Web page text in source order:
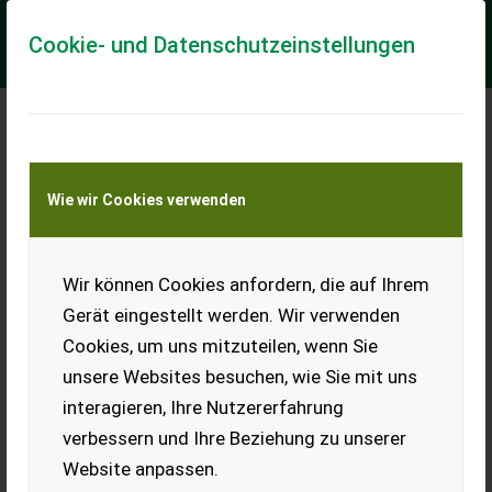
Cookie- und Datenschutzeinstellungen
Wie wir Cookies verwenden
Wir können Cookies anfordern, die auf Ihrem
Gerät eingestellt werden. Wir verwenden
Cookies, um uns mitzuteilen, wenn Sie
unsere Websites besuchen, wie Sie mit uns
interagieren, Ihre Nutzererfahrung
verbessern und Ihre Beziehung zu unserer
Website anpassen.
Meine Transportkostenanfrage
Transport von Land- und Baumaschinen –
KEINE Tiertransporte
Sonstige Aktiv 1110
== Mer informasjon (NO) == mascus_category:
agriharvesters Please provide reference number upon
request: 7888 See en.landbrukssalg.no/7888 for mor...
EUR 3.600